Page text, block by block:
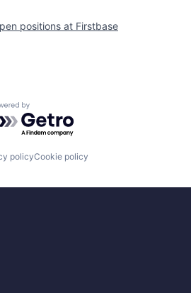
positions at Firstbase
by Getro.com
policyCookie policy